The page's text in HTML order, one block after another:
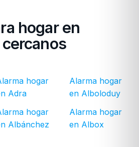
hogar en
hogar
Adra
hogar
Albánchez
Alarma hogar
en Alboloduy
Alarma hogar
en Albox